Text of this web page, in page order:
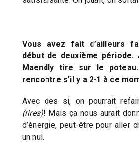
Vous avez fait d’ailleurs
début de deuxième période.
Maendly tire sur le
rencontre s’il y a 2-1 à ce
Avec des si, on pourrait
(rires)! Mais ça nous aurait
d’énergie, peut-être pour aller
un nul.